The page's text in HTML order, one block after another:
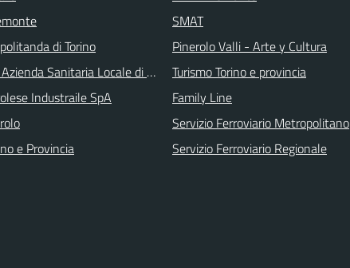
di Torino
Sanitaria Locale di Collegno e Pinerolo
Industraile SpA
e Provincia
SMAT
Pinerolo Valli - Arte y Cultura
Turismo Torino e provincia
Family Line
Servizio Ferroviario Metropolitano
Servizio Ferroviario Regionale